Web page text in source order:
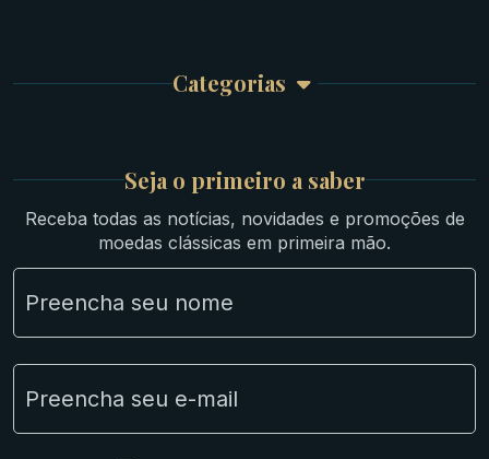
Atendimento
Categorias
Ouro
Ibéricas
Lotes Grandes
Material Numismático
NGC e NNC Encapsuladas
Novidades
Seja o primeiro a saber
Receba todas as notícias, novidades e promoções de
moedas clássicas em primeira mão.